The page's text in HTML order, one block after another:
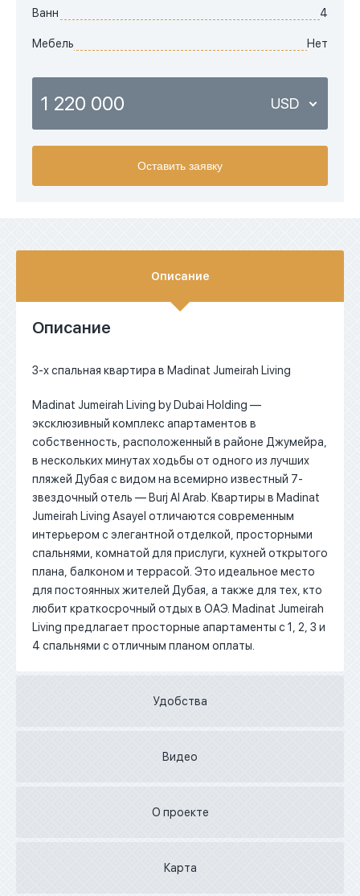
Ванн 4
Мебель Нет
1 220 000 USD
Оставить заявку
Описание
Описание
3-х спальная квартира в Madinat Jumeirah Living
Madinat Jumeirah Living by Dubai Holding —
эксклюзивный комплекс апартаментов в
собственность, расположенный в районе Джумейра,
в нескольких минутах ходьбы от одного из лучших
пляжей Дубая с видом на всемирно известный 7-
звездочный отель — Burj Al Arab. Квартиры в Madinat
Jumeirah Living Asayel отличаются современным
интерьером с элегантной отделкой, просторными
спальнями, комнатой для прислуги, кухней открытого
плана, балконом и террасой. Это идеальное место
для постоянных жителей Дубая, а также для тех, кто
любит краткосрочный отдых в ОАЭ. Madinat Jumeirah
Living предлагает просторные апартаменты с 1, 2, 3 и
4 спальнями с отличным планом оплаты.
Удобства
Видео
О проекте
Карта